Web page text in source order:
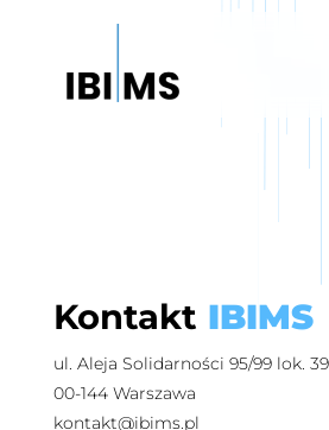
Kontakt IBIMS
ul. Aleja Solidarności 95/99 lok. 39
00-144 Warszawa
kontakt@ibims.pl